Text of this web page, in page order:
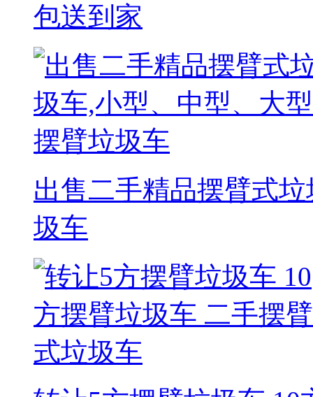
包送到家
出售二手精品摆臂式
圾车